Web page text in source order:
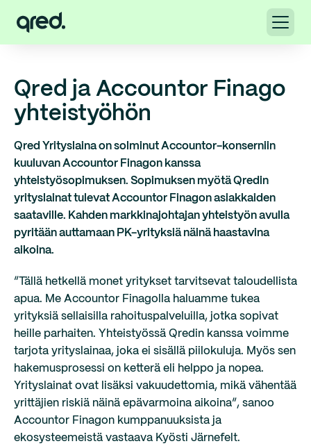
Qred ja Accountor Finago
yhteistyöhön
Qred Yrityslaina on solminut Accountor-konserniin
kuuluvan Accountor Finagon kanssa
yhteistyösopimuksen. Sopimuksen myötä Qredin
yrityslainat tulevat Accountor Finagon asiakkaiden
saataville. Kahden markkinajohtajan yhteistyön avulla
pyritään auttamaan PK-yrityksiä näinä haastavina
aikoina.
”Tällä hetkellä monet yritykset tarvitsevat taloudellista
apua. Me Accountor Finagolla haluamme tukea
yrityksiä sellaisilla rahoituspalveluilla, jotka sopivat
heille parhaiten. Yhteistyössä Qredin kanssa voimme
tarjota yrityslainaa, joka ei sisällä piilokuluja. Myös sen
hakemusprosessi on ketterä eli helppo ja nopea.
Yrityslainat ovat lisäksi vakuudettomia, mikä vähentää
yrittäjien riskiä näinä epävarmoina aikoina”, sanoo
Accountor Finagon kumppanuuksista ja
ekosysteemeistä vastaava Kyösti Järnefelt.